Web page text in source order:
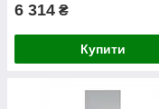
6 314 ₴
Купити